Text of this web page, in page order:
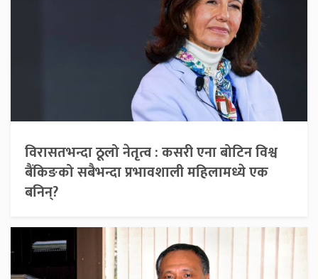
विरासतभन्दा ठूलो नेतृत्व : कसरी एना बोटिन विश्व
बैंकिङको सबैभन्दा प्रभावशाली महिलामध्ये एक
बनिन्?